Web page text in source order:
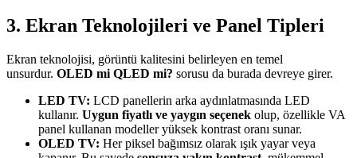
3. Ekran Teknolojileri ve Panel Tipleri
Ekran teknolojisi, görüntü kalitesini belirleyen en temel
unsurdur. OLED mi QLED mi? sorusu da burada devreye girer.
LED TV: LCD panellerin arka aydınlatmasında LED
kullanır. Uygun fiyatlı ve yaygın seçenek olup, özellikle VA
panel kullanan modeller yüksek kontrast oranı sunar.
OLED TV: Her piksel bağımsız olarak ışık yayar veya